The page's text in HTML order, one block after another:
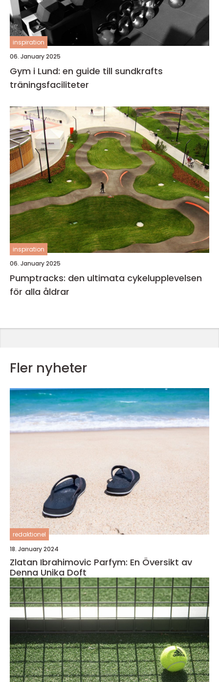
inspiration
06. January 2025
Gym i Lund: en guide till sundkrafts
träningsfaciliteter
inspiration
06. January 2025
Pumptracks: den ultimata cykelupplevelsen
för alla åldrar
Fler nyheter
redaktionel
18. January 2024
Zlatan Ibrahimovic Parfym: En Översikt av
Denna Unika Doft